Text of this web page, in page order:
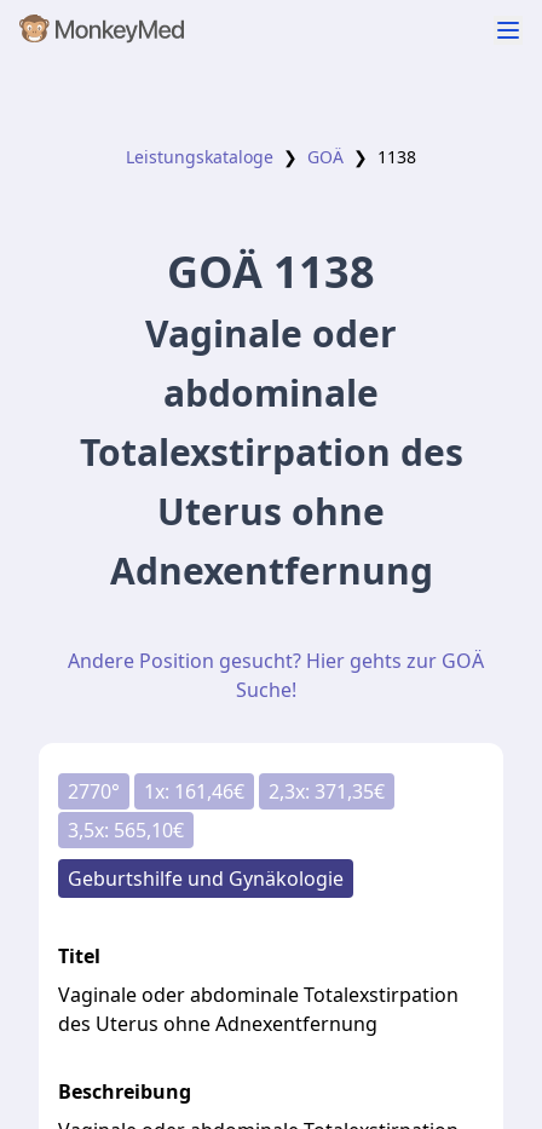
Leistungskataloge ❯ GOÄ ❯ 1138
GOÄ 1138
Vaginale oder
abdominale
Totalexstirpation des
Uterus ohne
Adnexentfernung
Andere Position gesucht? Hier gehts zur GOÄ
Suche!
2770° 1x: 161,46€ 2,3x: 371,35€
3,5x: 565,10€
Geburtshilfe und Gynäkologie
Titel
Vaginale oder abdominale Totalexstirpation
des Uterus ohne Adnexentfernung
Beschreibung